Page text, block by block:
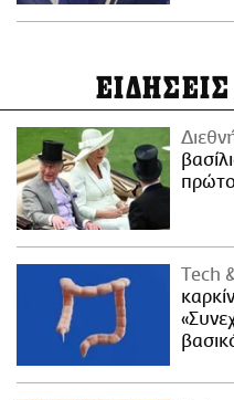
ΕΙΔΗΣΕΙΣ
Τech